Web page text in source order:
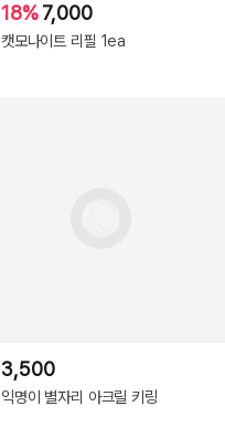
18%7,000
캣모나이트 리필 1ea
3,500
익명이 별자리 아크릴 키링